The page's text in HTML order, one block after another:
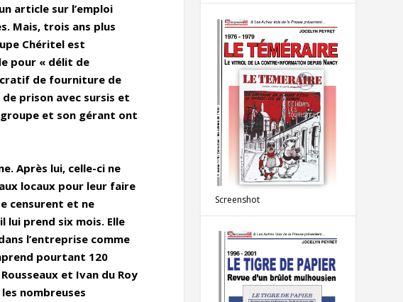
article sur l’emploi
Mais, trois ans plus
Chéritel est
pour « délit de
de fourniture de
de prison avec sursis et
groupe et son gérant ont
Après lui, celle-ci ne
locaux pour leur faire
censurent et ne
lui prend six mois. Elle
l’entreprise comme
pourtant 120
et Ivan du Roy
nombreuses
Screenshot